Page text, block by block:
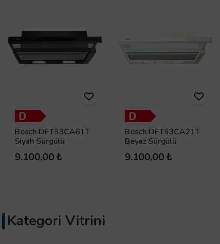
Bosch DFT63CA61T
Siyah Sürgülü
9.100,00 ₺
Bosch DFT63CA21T
Beyaz Sürgülü
9.100,00 ₺
Kategori Vitrini